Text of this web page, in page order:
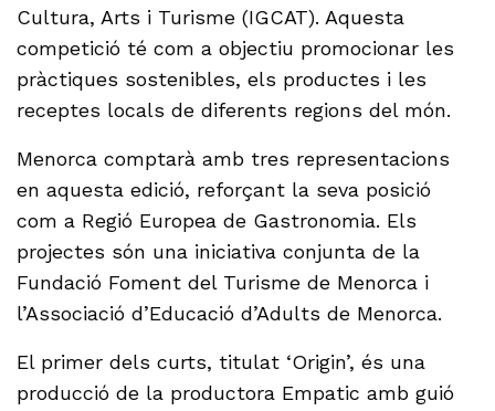
Cultura, Arts i Turisme (IGCAT). Aquesta
competició té com a objectiu promocionar les
pràctiques sostenibles, els productes i les
receptes locals de diferents regions del món.
Menorca comptarà amb tres representacions
en aquesta edició, reforçant la seva posició
com a Regió Europea de Gastronomia. Els
projectes són una iniciativa conjunta de la
Fundació Foment del Turisme de Menorca i
l’Associació d’Educació d’Adults de Menorca.
El primer dels curts, titulat ‘Origin’, és una
producció de la productora Empatic amb guió